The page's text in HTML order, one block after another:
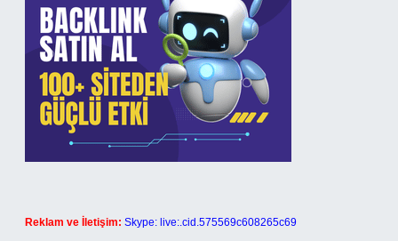
Reklam ve İletişim: Skype: live:.cid.575569c608265c69